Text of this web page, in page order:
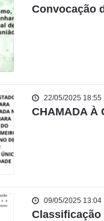
Convocação
22/05/2025 18:55
CHAMADA À
09/05/2025 13:04
Classificação